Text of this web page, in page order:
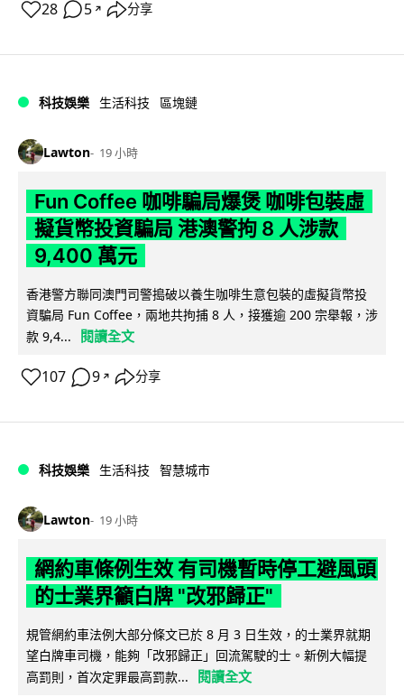
28 5 ↗ 分享
科技娛樂 生活科技 區塊鏈
Lawton 19 小時
Fun Coffee 咖啡騙局爆煲 咖啡包裝虛
擬貨幣投資騙局 港澳警拘 8 人涉款
9,400 萬元
香港警方聯同澳門司警搗破以養生咖啡生意包裝的虛擬貨幣投
資騙局 Fun Coffee，兩地共拘捕 8 人，接獲逾 200 宗舉報，涉
款 9,4...
閱讀全文
107 9 ↗ 分享
科技娛樂 生活科技 智慧城市
Lawton 19 小時
網約車條例生效 有司機暫時停工避風頭
的士業界籲白牌 "改邪歸正"
規管網約車法例大部分條文已於 8 月 3 日生效，的士業界就期
望白牌車司機，能夠「改邪歸正」回流駕駛的士。新例大幅提
高罰則，首次定罪最高罰款...
閱讀全文